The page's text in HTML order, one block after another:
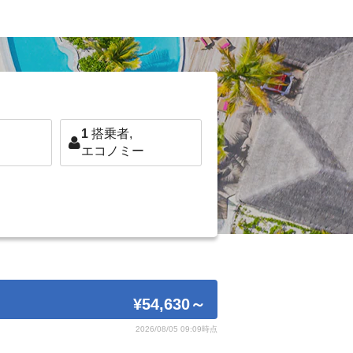
1 搭乗者,
エコノミー
¥54,630～
2026/08/05 09:09時点